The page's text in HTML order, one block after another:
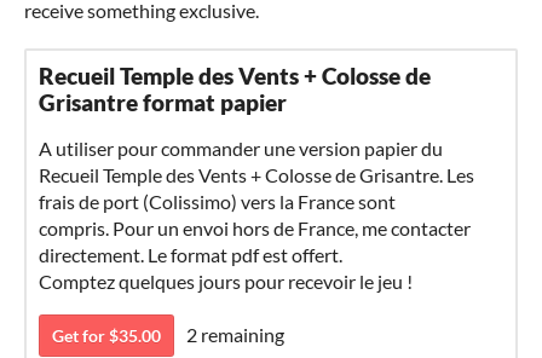
receive something exclusive.
Recueil Temple des Vents + Colosse de
Grisantre format papier
A utiliser pour commander une version papier du
Recueil Temple des Vents + Colosse de Grisantre. Les
frais de port (Colissimo) vers la France sont
compris. Pour un envoi hors de France, me contacter
directement. Le format pdf est offert.
Comptez quelques jours pour recevoir le jeu !
Get for $35.00 2 remaining